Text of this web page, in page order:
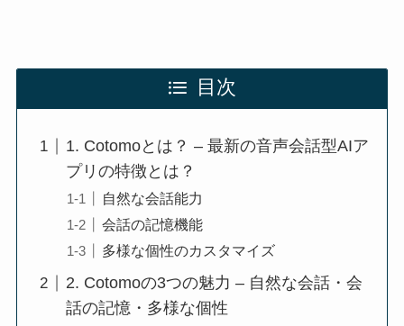
目次
1. Cotomoとは？ – 最新の音声会話型AIア
プリの特徴とは？
自然な会話能力
会話の記憶機能
多様な個性のカスタマイズ
2. Cotomoの3つの魅力 – 自然な会話・会
話の記憶・多様な個性